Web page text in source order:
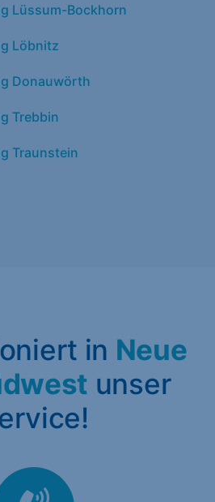
Lüssum-Bockhorn
Löbnitz
Donauwörth
Trebbin
Traunstein
in Neue
unser